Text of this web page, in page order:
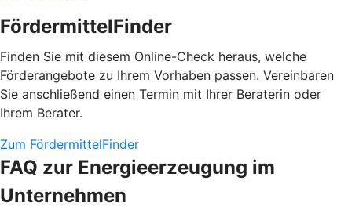
FördermittelFinder
Finden Sie mit diesem Online-Check heraus, welche
Förderangebote zu Ihrem Vorhaben passen. Vereinbaren
Sie anschließend einen Termin mit Ihrer Beraterin oder
Ihrem Berater.
Zum FördermittelFinder
FAQ zur Energieerzeugung im
Unternehmen